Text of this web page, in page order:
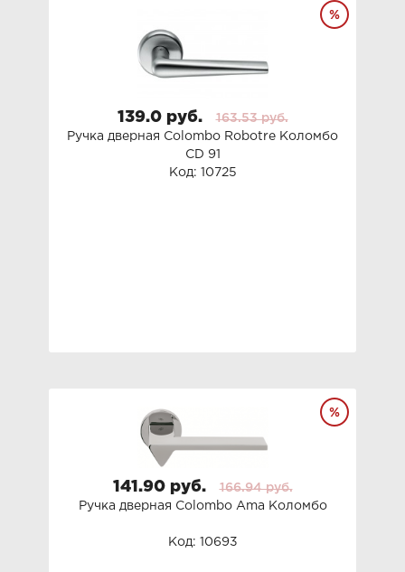
139.0 руб.
163.53 руб.
Ручка дверная Colombo Robotre Коломбо
CD 91
Код: 10725
141.90 руб.
166.94 руб.
Ручка дверная Colombo Ama Коломбо
Код: 10693